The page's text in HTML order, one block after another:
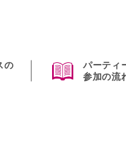
の
パーティ
参加の流